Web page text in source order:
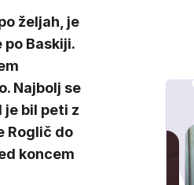
željah, je
Baskiji.
Najbolj se
je bil peti z
Roglič do
koncem